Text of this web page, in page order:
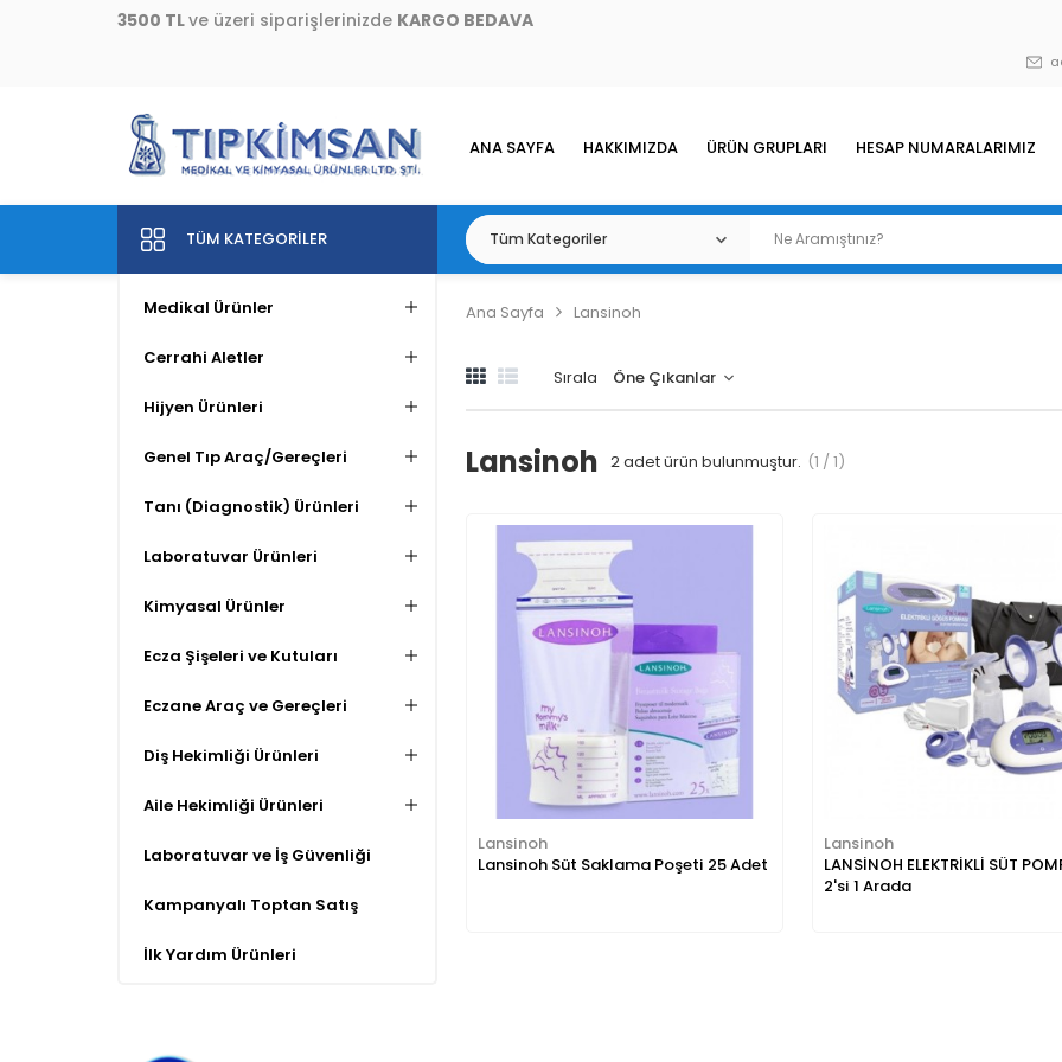
3500 TL ve üzeri siparişlerinizde KARGO BEDAVA
ANA SAYFA HAKKIMIZDA ÜRÜN GRUPLARI HESAP NUMARALARIMIZ
TÜM KATEGORILER
Medikal Ürünler
Cerrahi Aletler
Hijyen Ürünleri
Genel Tıp Araç/Gereçleri
Tanı (Diagnostik) Ürünleri
Laboratuvar Ürünleri
Kimyasal Ürünler
Ecza Şişeleri ve Kutuları
Eczane Araç ve Gereçleri
Diş Hekimliği Ürünleri
Aile Hekimliği Ürünleri
Laboratuvar ve İş Güvenliği
Kampanyalı Toptan Satış
İlk Yardım Ürünleri
Ana Sayfa Lansinoh
Sırala
Lansinoh 2 adet ürün bulunmuştur. (1 / 1)
Lansinoh
Lansinoh Süt Saklama Poşeti 25 Adet
Lansinoh
LANSİNOH ELEKTRİKLİ SÜT
2'si 1 Arada